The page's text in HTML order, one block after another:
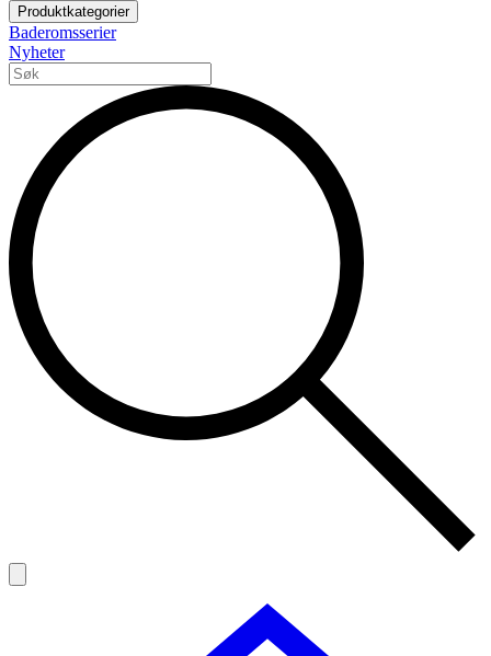
Produktkategorier
Baderomsserier
Nyheter